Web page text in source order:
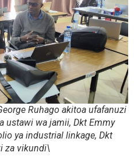
Ruhago akitoa ufafanuzi
ustawi wa jamii, Dkt Emmy
ya industrial linkage, Dkt
za vikundi\